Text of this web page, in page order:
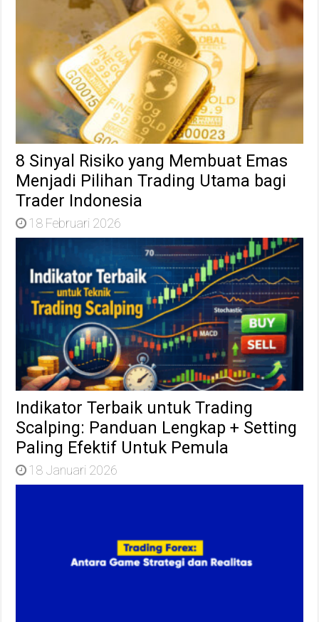
8 Sinyal Risiko yang Membuat Emas
Menjadi Pilihan Trading Utama bagi
Trader Indonesia
18 Februari 2026
Indikator Terbaik untuk Trading
Scalping: Panduan Lengkap + Setting
Paling Efektif Untuk Pemula
18 Januari 2026